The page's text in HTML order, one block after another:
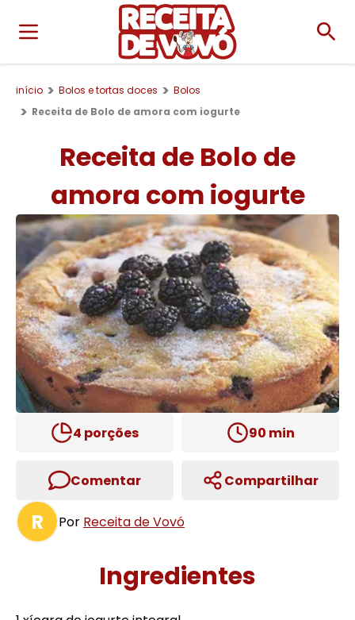
início Bolos e tortas doces
Bolos
Receita de Bolo de amora com iogurte
Receita de Bolo de
amora com iogurte
4 porções 90 min
Comentar Compartilhar
R Por Receita de Vovó
Ingredientes